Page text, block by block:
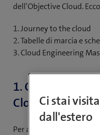
dell’Objective Cloud.
1. Journey to the cloud
2. Tabelle di marcia e
3. Cloud Engineering
1. Objective
Cloud
Per avere successo, il
Ci stai
dall'estero